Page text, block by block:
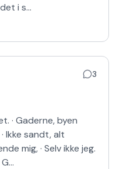
i s…
3
· Gaderne, byen
Ikke sandt, alt
mig, · Selv ikke jeg.